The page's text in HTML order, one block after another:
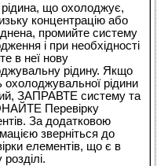
що охолоджує,
концентрацію або
промийте систему
і при необхідності
в неї нову
рідину. Якщо
охолоджувальної рідини
ЗАПРАВТЕ систему та
Перевірку
За додатковою
зверніться до
елементів, що є в